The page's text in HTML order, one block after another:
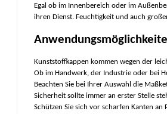
Egal ob im Innenbereich oder im
ihren Dienst. Feuchtigkeit und auch
Kunststoffkappen kommen wegen der
Ob im Handwerk, der Industrie oder bei
Beachten Sie bei Ihrer Auswahl die
Sicherheit sollte immer an erster Stelle
Schützen Sie sich vor scharfen Kanten